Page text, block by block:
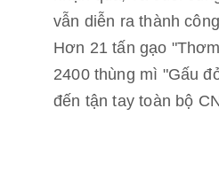
vẫn diễn ra thành công
Hơn 21 tấn gạo
2400 thùng mì "Gấu
đến tận tay toàn bộ